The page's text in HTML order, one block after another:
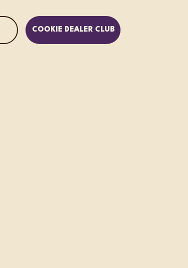
COOKIE DEALER CLUB